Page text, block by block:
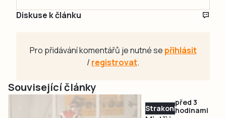
Diskuse k článku
Pro přidávání komentářů je nutné se přihlásit
/registrovat.
Související články
Strakonicko
před 3
hodinami